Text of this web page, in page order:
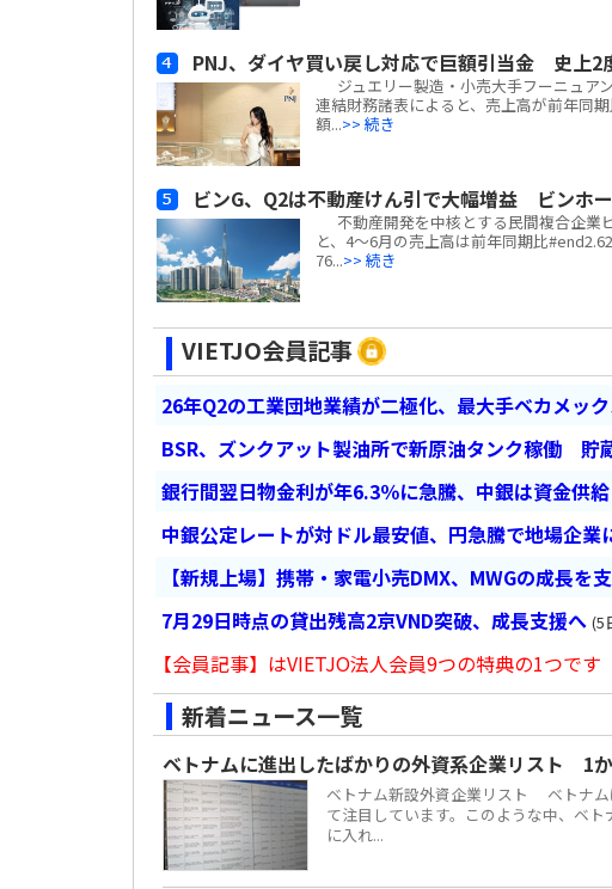
PNJ、ダイヤ買い戻し対応で巨額引当金 史上2
ジュエリー製造・小売大手フーニュア
連結財務諸表によると、売上高が前年同
額...>> 続き
ビンG、Q2は不動産けん引で大幅増益 ビンホ
不動産開発を中核とする民間複合企業
と、4～6月の売上高は前年同期比
76...>> 続き
VIETJO会員記事
26年Q2の工業団地業績が二極化、最大手ベカメッ
BSR、ズンクアット製油所で新原油タンク稼働 貯
銀行間翌日物金利が年6.3％に急騰、中銀は資金供給
中銀公定レートが対ドル最安値、円急騰で地場企業
【新規上場】携帯・家電小売DMX、MWGの成長を
7月29日時点の貸出残高2京VND突破、成長支援へ (5
【会員記事】はVIETJO法人会員9つの特典の1つです
新着ニュース一覧
ベトナムに進出したばかりの外資系企業リスト 1
ベトナム新設外資企業リスト ベトナム
て注目しています。このような中、ベ
に入れ...